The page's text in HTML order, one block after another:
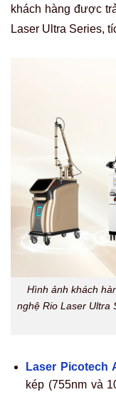
khách hàng được
Laser Ultra Series,
Hình ảnh khách
nghệ Rio Laser Ultra
Laser Picotech
kép (755nm và